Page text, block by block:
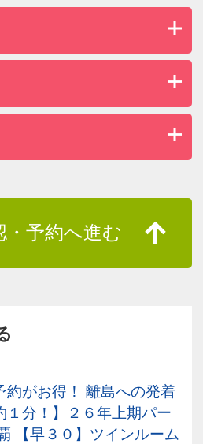
・予約へ進む
約がお得！ 離島への発着
１分！】２６年上期パー
【早３０】ツインルーム